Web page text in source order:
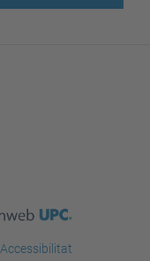
Accessibilitat